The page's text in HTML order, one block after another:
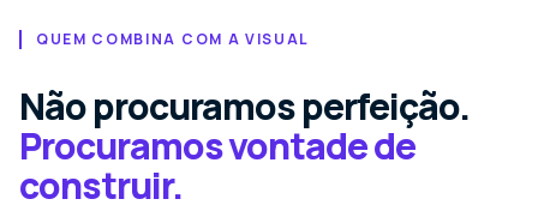
QUEM COMBINA COM A VISUAL
Não procuramos perfeição.
Procuramos vontade de
construir.